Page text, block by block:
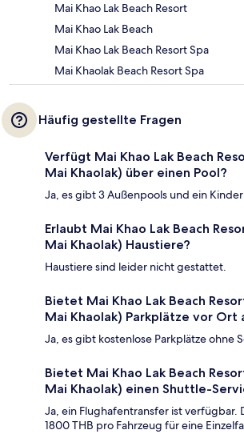
Mai Khao Lak Beach Resort
Mai Khao Lak Beach
Mai Khao Lak Beach Resort Spa
Mai Khaolak Beach Resort Spa
Häufig gestellte Fragen
Verfügt Mai Khao Lak Beach
Mai Khaolak) über einen Pool?
Ja, es gibt 3 Außenpools und ein
Erlaubt Mai Khao Lak Beach
Mai Khaolak) Haustiere?
Haustiere sind leider nicht gestattet.
Bietet Mai Khao Lak Beach
Mai Khaolak) Parkplätze vor Ort
Ja, es gibt kostenlose Parkplätze ohne
Bietet Mai Khao Lak Beach
Mai Khaolak) einen Shuttle-
Ja, ein Flughafentransfer ist verfügbar.
1800 THB pro Fahrzeug für eine